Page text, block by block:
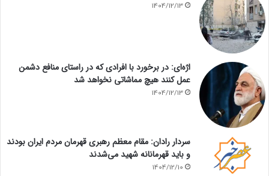
1404/12/13
اژه‌ای: در برخورد با افرادی که در راستای منافع دشمن
عمل کنند هیچ مماشاتی نخواهد شد
1404/12/13
سردار رادان: مقام معظم رهبری قهرمان مردم ایران بودند
و باید قهرمانانه شهید می‌شدند
1404/12/10